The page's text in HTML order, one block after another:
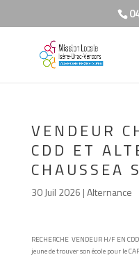
VENDEUR
CDD ET
CHAUSSEA
30 Juil 2026 |Alternance
RECHERCHE VENDEUR H/F EN
jeune de trouver son école pour le